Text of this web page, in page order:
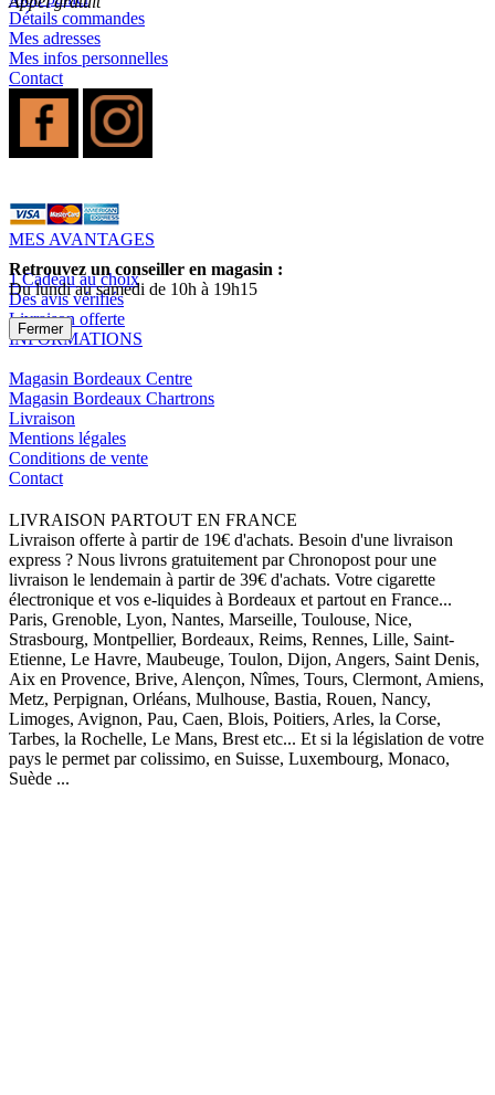
Détails commandes
Mes adresses
Mes infos personnelles
Contact
MES AVANTAGES
1 Cadeau au choix
Des avis vérifiés
Livraison offerte
INFORMATIONS
Magasin Bordeaux Centre
Magasin Bordeaux Chartrons
Livraison
Mentions légales
Conditions de vente
Contact
LIVRAISON PARTOUT EN FRANCE
Livraison offerte à partir de 19€ d'achats. Besoin d'une livraison
express ? Nous livrons gratuitement par Chronopost pour une
livraison le lendemain à partir de 39€ d'achats. Votre cigarette
électronique et vos e-liquides à Bordeaux et partout en France...
Paris, Grenoble, Lyon, Nantes, Marseille, Toulouse, Nice,
Strasbourg, Montpellier, Bordeaux, Reims, Rennes, Lille, Saint-
Etienne, Le Havre, Maubeuge, Toulon, Dijon, Angers, Saint Denis,
Aix en Provence, Brive, Alençon, Nîmes, Tours, Clermont, Amiens,
Metz, Perpignan, Orléans, Mulhouse, Bastia, Rouen, Nancy,
Limoges, Avignon, Pau, Caen, Blois, Poitiers, Arles, la Corse,
Tarbes, la Rochelle, Le Mans, Brest etc... Et si la législation de votre
pays le permet par colissimo, en Suisse, Luxembourg, Monaco,
Suède ...
Retrouvez un conseiller en magasin :
Du lundi au samedi de 10h à 19h15
Fermer